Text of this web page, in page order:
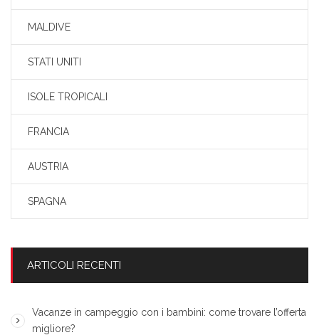
MALDIVE
STATI UNITI
ISOLE TROPICALI
FRANCIA
AUSTRIA
SPAGNA
ARTICOLI RECENTI
Vacanze in campeggio con i bambini: come trovare l’offerta
migliore?